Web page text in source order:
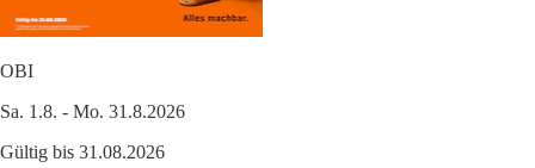
OBI
Sa. 1.8. - Mo. 31.8.2026
Gültig bis 31.08.2026